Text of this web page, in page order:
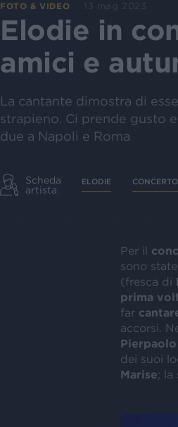
FOTO & VIDEO 13 mag 2023
Elodie in
amici e
La cantante dimostra di
strapieno. Ci prende gusto
due a Napoli e Roma
Scheda
artista
ELODIE CONCERTO
Per il
sono state
(fresca di
prima
far
accorsi.
dei suoi
Marise; la